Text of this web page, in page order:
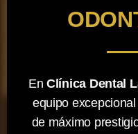
En Clínica Dental
equipo
de máximo